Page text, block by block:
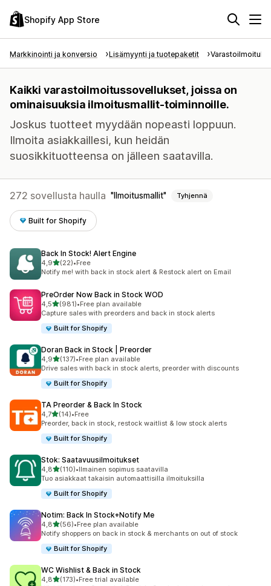
Shopify App Store
Markkinointi ja konversio Lisämyynti ja tuotepaketit
Kaikki varastoilmoitus­sovellukset, joissa on
ominaisuuksia ilmoitusmallit-toiminnoille.
Joskus tuotteet myydään nopeasti loppuun.
Ilmoita asiakkaillesi, kun heidän
suosikkituotteensa on jälleen saatavilla.
272 sovellusta haulla Ilmoitusmallit Tyhjennä
Built for Shopify
Back In Stock! Alert Engine
4,9/ 5 tähteä
(22)
22 arvostelua yhteensä
•Free
Notify me! with back in stock alert & Restock alert on Email
PreOrder Now Back in Stock WOD
4,5/ 5 tähteä
(981)
981 arvostelua yhteensä
•Free plan available
Capture sales with preorders and back in stock alerts
Built for Shopify
Doran Back in Stock | Preorder
4,9/ 5 tähteä
(137)
137 arvostelua yhteensä
•Free plan available
Drive sales with back in stock alerts, preorder with discounts
Built for Shopify
TA Preorder & Back In Stock
4,7/ 5 tähteä
(14)
14 arvostelua yhteensä
•Free
Preorder, back in stock, restock waitlist & low stock alerts
Built for Shopify
Stok: Saatavuusilmoitukset
4,8/ 5 tähteä
(110)
110 arvostelua yhteensä
•Ilmainen sopimus saatavilla
Tuo asiakkaat takaisin automaattisilla ilmoituksilla
Built for Shopify
Notim: Back In Stock+Notify Me
4,8/ 5 tähteä
(56)
56 arvostelua yhteensä
•Free plan available
Notify shoppers on back in stock & merchants on out of stock
Built for Shopify
WC Wishlist & Back in Stock
4,8/ 5 tähteä
(173)
173 arvostelua yhteensä
•Free trial available